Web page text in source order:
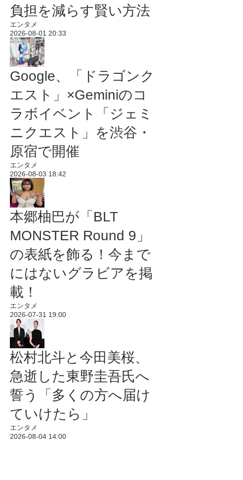
負担を減らす賢い方法
エンタメ
2026-08-01 20:33
Google、「ドラゴンク
エスト」×Geminiのコ
ラボイベント「ジェミ
ニクエスト」を渋谷・
原宿で開催
エンタメ
2026-08-03 18:42
本郷柚巴が「BLT
MONSTER Round 9」
の表紙を飾る！今まで
にはないグラビアを掲
載！
エンタメ
2026-07-31 19:00
松村北斗と今田美桜、
急逝した東野圭吾氏へ
誓う「多くの方へ届け
ていけたら」
エンタメ
2026-08-04 14:00